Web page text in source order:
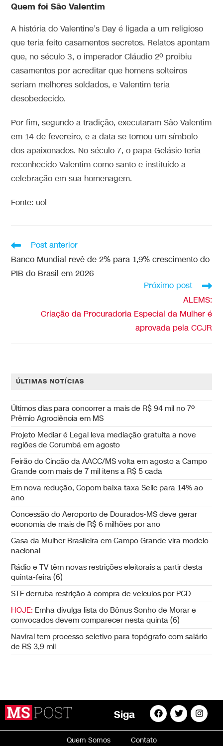
Quem foi São Valentim
A história do Valentine’s Day é ligada a um religioso
que teria feito casamentos secretos. Relatos apontam
que, no século 3, o imperador Cláudio 2º proibiu
casamentos por acreditar que homens solteiros
seriam melhores soldados, e Valentim teria
desobedecido.
Por fim, segundo a tradição, executaram São Valentim
em 14 de fevereiro, e a data se tornou um símbolo
dos apaixonados. No século 7, o papa Gelásio teria
reconhecido Valentim como santo e instituído a
celebração em sua homenagem.
Fonte: uol
Post anterior
Banco Mundial revê de 2% para 1,9% crescimento do
PIB do Brasil em 2026
Próximo post
ALEMS:
Criação da Procuradoria Especial da Mulher é
aprovada pela CCJR
ÚLTIMAS NOTÍCIAS
Últimos dias para concorrer a mais de R$ 94 mil no 7º
Prêmio Agrociência em MS
Projeto Mediar é Legal leva mediação gratuita a nove
regiões de Corumbá em agosto
Feirão do Cincão da AACC/MS volta em agosto a Campo
Grande com mais de 7 mil itens a R$ 5 cada
Em nova redução, Copom baixa taxa Selic para 14% ao
ano
Concessão do Aeroporto de Dourados-MS deve gerar
economia de mais de R$ 6 milhões por ano
Casa da Mulher Brasileira em Campo Grande vira modelo
nacional
Rádio e TV têm novas restrições eleitorais a partir desta
quinta-feira (6)
STF derruba restrição à compra de veículos por PCD
HOJE: Emha divulga lista do Bônus Sonho de Morar e
convocados devem comparecer nesta quinta (6)
Naviraí tem processo seletivo para topógrafo com salário
de R$ 3,9 mil
Siga
Quem Somos Contato